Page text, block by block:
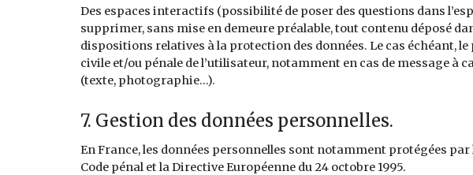
Des espaces interactifs (possibilité de poser des questions dans
supprimer, sans mise en demeure préalable, tout contenu déposé
dispositions relatives à la protection des données. Le cas échéant,
civile et/ou pénale de l’utilisateur, notamment en cas de message
(texte, photographie…).
7. Gestion des données personnelles.
En France, les données personnelles sont notamment protégées par
Code pénal et la Directive Européenne du 24 octobre 1995.